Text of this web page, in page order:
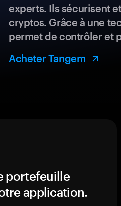
experts. Ils sécurisent
cryptos. Grâce à une
permet de contrôler et
Acheter Tangem
portefeuille
application.